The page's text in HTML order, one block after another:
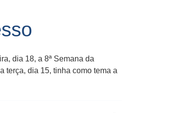
dia 18, a 8ª Semana da
terça, dia 15, tinha como tema a